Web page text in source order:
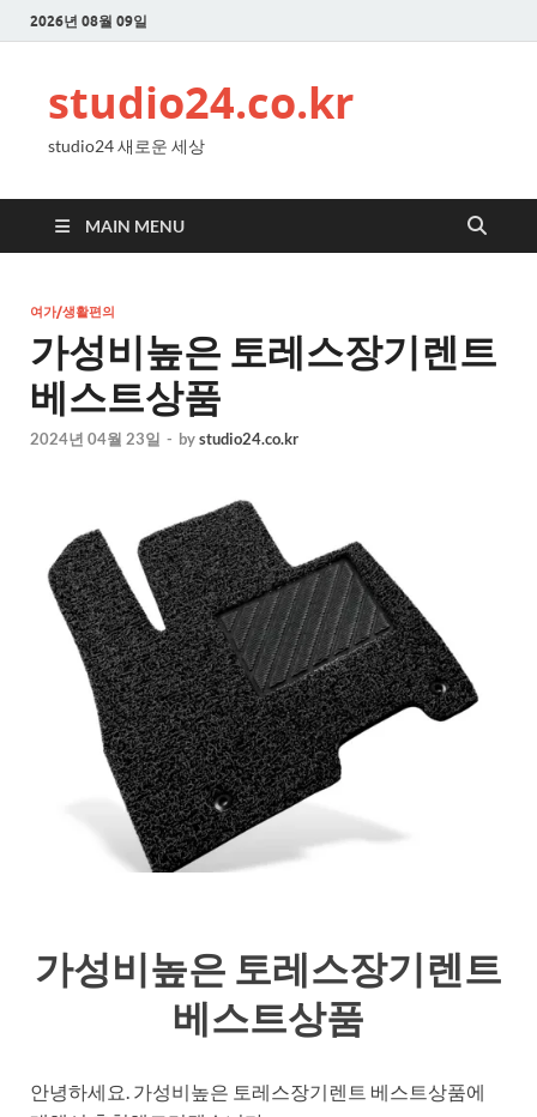
2026년 08월 09일
studio24.co.kr
studio24 새로운 세상
MAIN MENU
여가/생활편의
가성비높은 토레스장기렌트
베스트상품
2024년 04월 23일 - bystudio24.co.kr
가성비높은 토레스장기렌트
베스트상품
안녕하세요. 가성비높은 토레스장기렌트 베스트상품에